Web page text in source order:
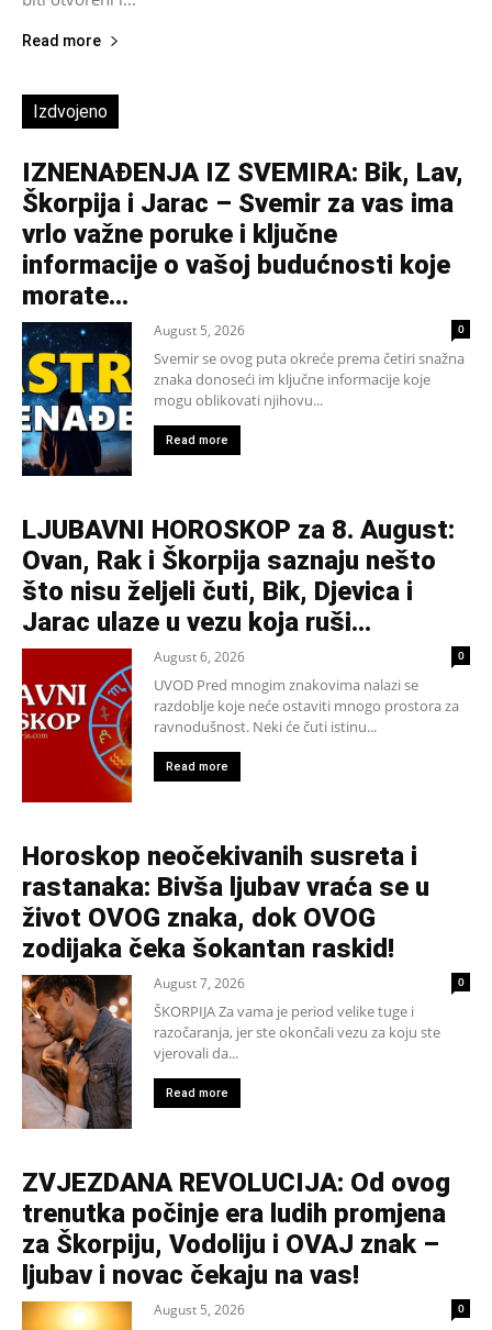
Read more
Izdvojeno
IZNENAĐENJA IZ SVEMIRA: Bik, Lav,
Škorpija i Jarac – Svemir za vas ima
vrlo važne poruke i ključne
informacije o vašoj budućnosti koje
morate...
August 5, 2026 0
Svemir se ovog puta okreće prema četiri snažna
znaka donoseći im ključne informacije koje
mogu oblikovati njihovu...
Read more
LJUBAVNI HOROSKOP za 8. August:
Ovan, Rak i Škorpija saznaju nešto
što nisu željeli čuti, Bik, Djevica i
Jarac ulaze u vezu koja ruši...
August 6, 2026 0
UVOD Pred mnogim znakovima nalazi se
razdoblje koje neće ostaviti mnogo prostora za
ravnodušnost. Neki će čuti istinu...
Read more
Horoskop neočekivanih susreta i
rastanaka: Bivša ljubav vraća se u
život OVOG znaka, dok OVOG
zodijaka čeka šokantan raskid!
August 7, 2026 0
ŠKORPIJA Za vama je period velike tuge i
razočaranja, jer ste okončali vezu za koju ste
vjerovali da...
Read more
ZVJEZDANA REVOLUCIJA: Od ovog
trenutka počinje era ludih promjena
za Škorpiju, Vodoliju i OVAJ znak –
ljubav i novac čekaju na vas!
August 5, 2026 0